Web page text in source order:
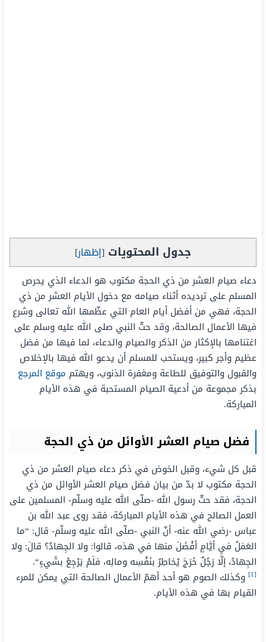
جدول المحتويات [إظهار]
دعاء صيام العشر من ذي الحجة مكتوب هو الدعاء الذي يحرص
المسلم على ترديده أثناء صيامه مع دخول الأيام العشر من ذي
الحجة، فهي من أفضل أيام العام التي عظّمها الله تعالى وشرع
فيها الأعمال الصالحة، وقد حثّ النبي صلى الله عليه وسلم على
اغتنامها بالإكثار من الذكر والصيام والدعاء، لما فيها من فضل
عظيم وأجر كبير، ويستحب للمسلم أن يدعو الله فيها بالإخلاص
والقبول والتوفيق للطاعة ومغفرة الذنوب، ويهتم موقع المرجع
بذكر مجموعة من أدعية الصيام المستحبة في هذه الأيام
المباركة.
فضل صيام العشر الأوائل من ذي الحجة
قبل كل شيء، وقبل الخوض في ذكر دعاء صيام العشر من ذي
الحجة مكتوب لا بدّ من بيان فضل صيام العشر الأوائل من ذي
الحجة، فقد حثّ رسول الله -صلّى الله عليه وسلّم- المسلمين على
العمل الصالح في هذه الأيام المباركة، فقد روى عبد الله بن
عباس -رضي الله عنه- أنّ النبي -صلّى الله عليه وسلّم- قال: “ما
العَمَلُ في أيَّامٍ أفْضَلَ منها في هذه، قالوا: ولا الجِهادُ؟ قالَ: ولا
الجِهادُ، إلَّا رَجُلٌ خَرَجَ يُخاطِرُ بنَفْسِه ومالِه، فلَمْ يَرْجِعْ بشَيءٍ“.
[1]
وكذلك الصوم هو أحد أهمّ الأعمال الصالحة التي يمكن للمرء
القيام بها في هذه الأيام.